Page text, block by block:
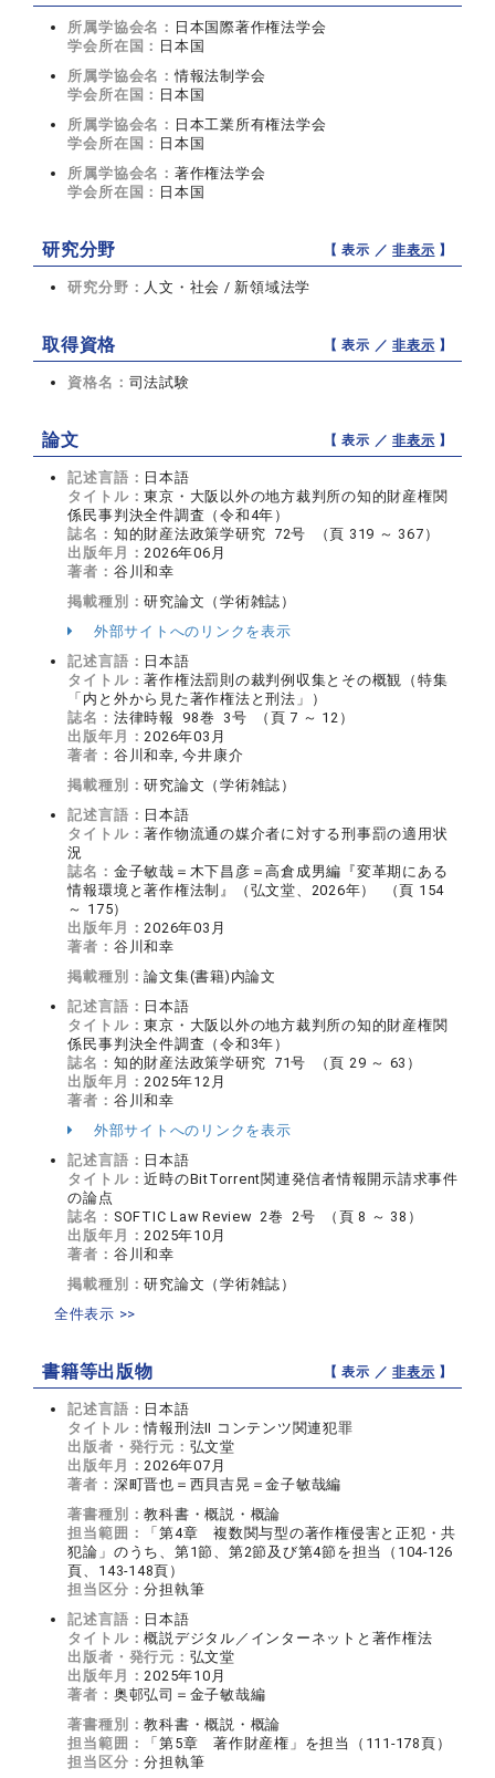
所属学協会名： 日本国際著作権法学会
学会所在国： 日本国
所属学協会名：情報法制学会
学会所在国： 日本国
所属学協会名： 日本工業所有権法学会
学会所在国： 日本国
所属学協会名： 著作権法学会
学会所在国： 日本国
研究分野 【 表示 ／非表示 】
研究分野： 人文・社会 / 新領域法学
取得資格 【 表示 ／非表示 】
資格名： 司法試験
論文 【 表示 ／非表示 】
記述言語： 日本語
タイトル：東京・大阪以外の地方裁判所の知的財産権関
係民事判決全件調査（令和4年）
誌名： 知的財産法政策学研究 72号 （頁 319 ～ 367）
出版年月：2026年06月
著者： 谷川和幸
掲載種別：研究論文（学術雑誌）
外部サイトへのリンクを表示
記述言語： 日本語
タイトル：著作権法罰則の裁判例収集とその概観（特集
「内と外から見た著作権法と刑法」）
誌名： 法律時報 98巻 3号 （頁 7 ～ 12）
出版年月：2026年03月
著者： 谷川和幸, 今井康介
掲載種別：研究論文（学術雑誌）
記述言語： 日本語
タイトル：著作物流通の媒介者に対する刑事罰の適用状
況
誌名： 金子敏哉＝木下昌彦＝高倉成男編『変革期にある
情報環境と著作権法制』（弘文堂、2026年） （頁 154
～ 175）
出版年月：2026年03月
著者： 谷川和幸
掲載種別：論文集(書籍)内論文
記述言語： 日本語
タイトル：東京・大阪以外の地方裁判所の知的財産権関
係民事判決全件調査（令和3年）
誌名： 知的財産法政策学研究 71号 （頁 29 ～ 63）
出版年月：2025年12月
著者： 谷川和幸
外部サイトへのリンクを表示
記述言語： 日本語
タイトル：近時のBitTorrent関連発信者情報開示請求事件
の論点
誌名： SOFTIC Law Review 2巻 2号 （頁 8 ～ 38）
出版年月：2025年10月
著者： 谷川和幸
掲載種別：研究論文（学術雑誌）
全件表示 >>
書籍等出版物 【 表示 ／非表示 】
記述言語： 日本語
タイトル：情報刑法Ⅱ コンテンツ関連犯罪
出版者・発行元： 弘文堂
出版年月：2026年07月
著者： 深町晋也＝西貝吉晃＝金子敏哉編
著書種別：教科書・概説・概論
担当範囲：
「第4章 複数関与型の著作権侵害と正犯・共
犯論」のうち、第1節、第2節及び第4節を担当（104-126
頁、143-148頁）
担当区分：分担執筆
記述言語： 日本語
タイトル：概説デジタル／インターネットと著作権法
出版者・発行元： 弘文堂
出版年月：2025年10月
著者： 奥邨弘司＝金子敏哉編
著書種別：教科書・概説・概論
担当範囲：
「第5章 著作財産権」を担当（111-178頁）
担当区分：分担執筆